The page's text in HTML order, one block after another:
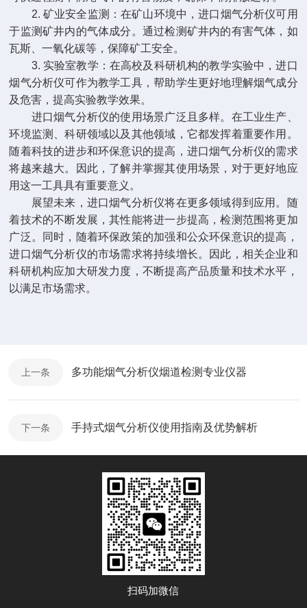
2. 矿业安全监测：在矿山环境中，进口烟气分析仪可用
于监测矿井内的气体成分。通过检测矿井内的有害气体，如
瓦斯、一氧化碳等，保障矿工安全。
3. 实验室教学：在高校及科研机构的教学实验中，进口
烟气分析仪可作为教学工具，帮助学生更好地理解烟气成分
及危害，提高实验教学效果。
进口烟气分析仪的使用场景广泛且多样。在工业生产、
环境监测、科研领域以及其他领域，它都发挥着重要作用。
随着科技的进步和环保意识的提高，进口烟气分析仪的需求
将越来越大。因此，了解并掌握其使用场景，对于更好地应
用这一工具具有重要意义。
展望未来，进口烟气分析仪将在更多领域得到应用。随
着技术的不断发展，其性能将进一步提高，检测范围将更加
广泛。同时，随着环保政策的加强和公众环保意识的提高，
进口烟气分析仪的市场需求将持续增长。因此，相关企业和
科研机构应加大研发力度，不断提高产品质量和技术水平，
以满足市场需求。
上一条 多功能烟气分析仪烟道检测专业仪器
下一条 手持式烟气分析仪使用指南及优势解析
扫码加微信